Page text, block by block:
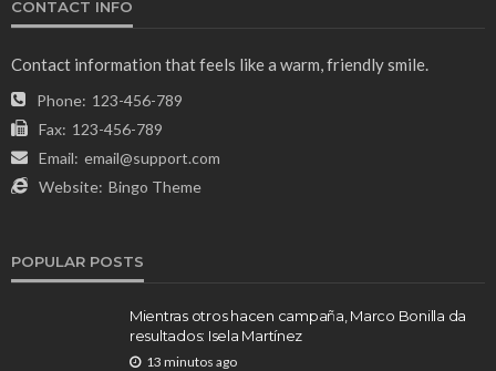
CONTACT INFO
Contact information that feels like a warm, friendly smile.
Phone: 123-456-789
Fax: 123-456-789
Email: email@support.com
Website: Bingo Theme
POPULAR POSTS
Mientras otros hacen campaña, Marco Bonilla da
resultados: Isela Martínez
13 minutos ago